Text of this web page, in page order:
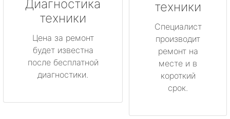
Диагностика
техники
Цена за ремонт
будет известна
после бесплатной
диагностики.
техники
Специалист
производит
ремонт на
месте и в
короткий
срок.